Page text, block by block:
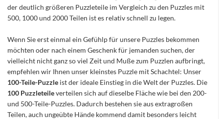
der deutlich größeren Puzzleteile im Vergleich zu den Puzzles mit
500, 1000 und 2000 Teilen ist es relativ schnell zu legen.
Wenn Sie erst einmal ein Gefühlp für unsere Puzzles bekommen
möchten oder nach einem Geschenk für jemanden suchen, der
vielleicht nicht ganz so viel Zeit und Muße zum Puzzlen aufbringt,
empfehlen wir Ihnen unser kleinstes Puzzle mit Schachtel: Unser
100-Teile-Puzzle ist der ideale Einstieg in die Welt der Puzzles. Die
100 Puzzleteileverteilen sich auf dieselbe Fläche wie bei den 200-
und 500-Teile-Puzzles. Dadurch bestehen sie aus extragroßen
Teilen, auch ungeübte Hände kommend damit besonders leicht